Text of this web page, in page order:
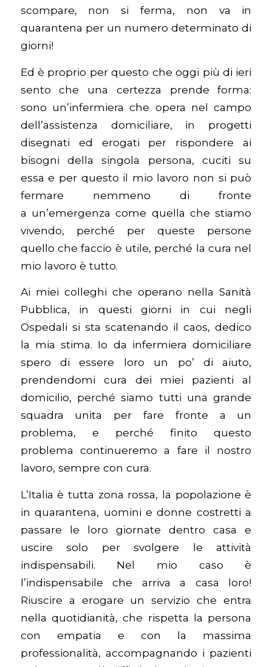
scompare, non si ferma, non va in
quarantena per un numero determinato di
giorni!
Ed è proprio per questo che oggi più di ieri
sento che una certezza prende forma:
sono un’infermiera che opera nel campo
dell’assistenza domiciliare, in progetti
disegnati ed erogati per rispondere ai
bisogni della singola persona, cuciti su
essa e per questo il mio lavoro non si può
fermare nemmeno di fronte
a un’emergenza come quella che stiamo
vivendo, perché per queste persone
quello che faccio è utile, perché la cura nel
mio lavoro è tutto.
Ai miei colleghi che operano nella Sanità
Pubblica, in questi giorni in cui negli
Ospedali si sta scatenando il caos, dedico
la mia stima. Io da infermiera domiciliare
spero di essere loro un po’ di aiuto,
prendendomi cura dei miei pazienti al
domicilio, perché siamo tutti una grande
squadra unita per fare fronte a un
problema, e perché finito questo
problema continueremo a fare il nostro
lavoro, sempre con cura.
L’Italia è tutta zona rossa, la popolazione è
in quarantena, uomini e donne costretti a
passare le loro giornate dentro casa e
uscire solo per svolgere le attività
indispensabili. Nel mio caso è
l’indispensabile che arriva a casa loro!
Riuscire a erogare un servizio che entra
nella quotidianità, che rispetta la persona
con empatia e con la massima
professionalità, accompagnando i pazienti